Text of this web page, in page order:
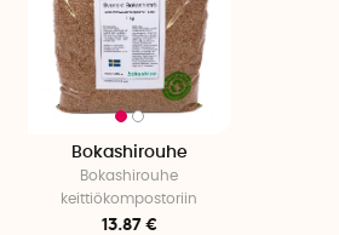
Bokashirouhe
Bokashirouhe
keittiökompostoriin
13.87 €